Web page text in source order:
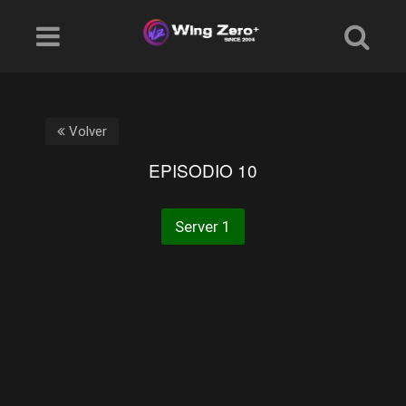
Volver
EPISODIO 10
Server 1